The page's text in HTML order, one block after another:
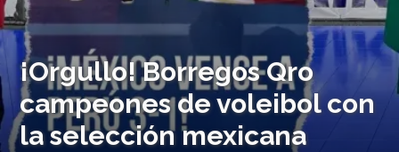
¡Orgullo! Borregos Qro
campeones de voleibol con
la selección mexicana